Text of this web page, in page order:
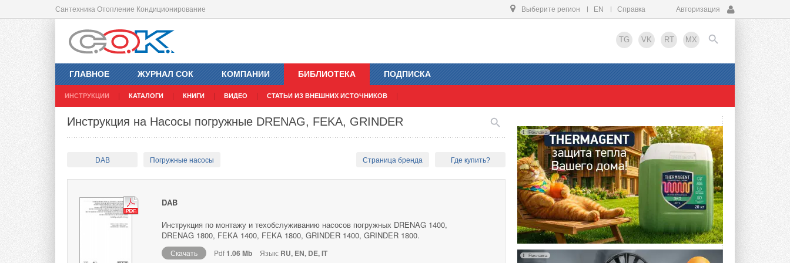
Сантехника Отопление Кондиционирование Выберите регион EN Справка Авторизация
TG VK RT MX
ГЛАВНОЕ ЖУРНАЛ СОК КОМПАНИИ БИБЛИОТЕКА
ИНСТРУКЦИИ КАТАЛОГИ КНИГИ ВИДЕО СТАТЬИ ИЗ ВНЕШНИХ ИСТОЧНИКОВ
ПОДПИСКА
EN
Инструкция на Насосы погружные DRENAG, FEKA, GRINDER
DAB Погружные насосы Страница бренда Где купить?
DAB
Инструкция по монтажу и техобслуживанию насосов погружных DRENAG 1400,
DRENAG 1800, FEKA 1400, FEKA 1800, GRINDER 1400, GRINDER 1800.
Скачать Pdf1.06 Mb Язык: RU, EN, DE, IT
Реклама
Реклама